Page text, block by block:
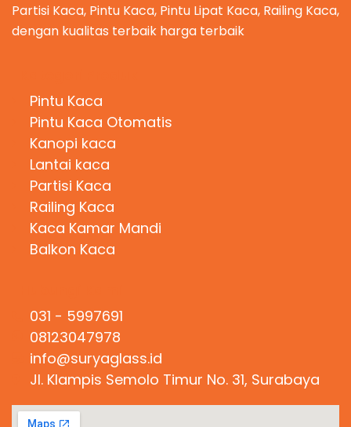
Partisi Kaca, Pintu Kaca, Pintu Lipat Kaca, Railing Kaca,
dengan kualitas terbaik harga terbaik
Pintu Kaca
Pintu Kaca Otomatis
Kanopi kaca
Lantai kaca
Partisi Kaca
Railing Kaca
Kaca Kamar Mandi
Balkon Kaca
031 - 5997691
08123047978
info@suryaglass.id
Jl. Klampis Semolo Timur No. 31, Surabaya